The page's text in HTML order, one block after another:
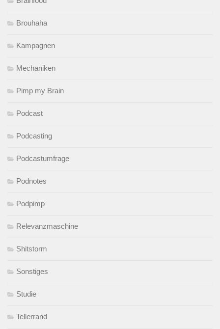
Brouhaha
Kampagnen
Mechaniken
Pimp my Brain
Podcast
Podcasting
Podcastumfrage
Podnotes
Podpimp
Relevanzmaschine
Shitstorm
Sonstiges
Studie
Tellerrand